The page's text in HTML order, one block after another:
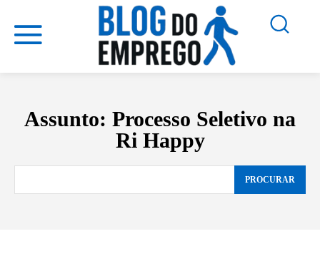
Assunto: Processo Seletivo na
Ri Happy
PROCURAR